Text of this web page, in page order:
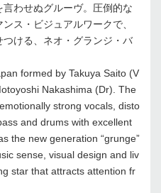
わせぬグルーヴ。圧倒的な
ス・ビジュアルワークで、
ける、ネオ・グランジ・バ
formed by Takuya Saito (V
Nakashima (Dr). The
strong vocals, disto
and drums with excellent
the new generation “grunge”
sense, visual design and liv
star that attracts attention fr